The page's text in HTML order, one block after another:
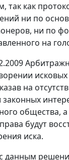
так как
ни по
ни по
на
на
общества,
будут
иска.
данным